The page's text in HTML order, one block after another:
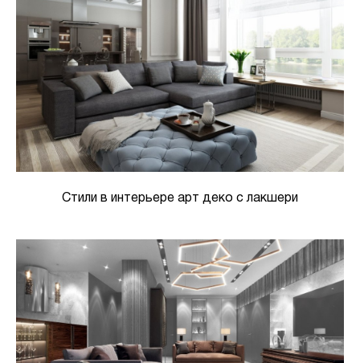
Стили в интерьере арт деко с лакшери